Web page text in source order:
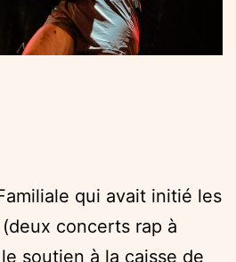
qui avait initié les
concerts rap à
soutien à la caisse de